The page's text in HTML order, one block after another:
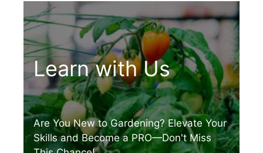
Learn with Us
Are You New to Gardening? Elevate Your
Skills and Become a PRO—Don't Miss